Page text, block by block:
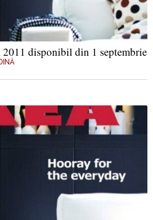
disponibil din 1 septembrie